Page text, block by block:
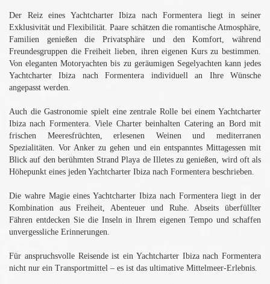
Der Reiz eines Yachtcharter Ibiza nach Formentera liegt in seiner
Exklusivität und Flexibilität. Paare schätzen die romantische Atmosphäre,
Familien genießen die Privatsphäre und den Komfort, während
Freundesgruppen die Freiheit lieben, ihren eigenen Kurs zu bestimmen.
Von eleganten Motoryachten bis zu geräumigen Segelyachten kann jedes
Yachtcharter Ibiza nach Formentera individuell an Ihre Wünsche
angepasst werden.
Auch die Gastronomie spielt eine zentrale Rolle bei einem Yachtcharter
Ibiza nach Formentera. Viele Charter beinhalten Catering an Bord mit
frischen Meeresfrüchten, erlesenen Weinen und mediterranen
Spezialitäten. Vor Anker zu gehen und ein entspanntes Mittagessen mit
Blick auf den berühmten Strand Playa de Illetes zu genießen, wird oft als
Höhepunkt eines jeden Yachtcharter Ibiza nach Formentera beschrieben.
Die wahre Magie eines Yachtcharter Ibiza nach Formentera liegt in der
Kombination aus Freiheit, Abenteuer und Ruhe. Abseits überfüllter
Fähren entdecken Sie die Inseln in Ihrem eigenen Tempo und schaffen
unvergessliche Erinnerungen.
Für anspruchsvolle Reisende ist ein Yachtcharter Ibiza nach Formentera
nicht nur ein Transportmittel – es ist das ultimative Mittelmeer-Erlebnis.